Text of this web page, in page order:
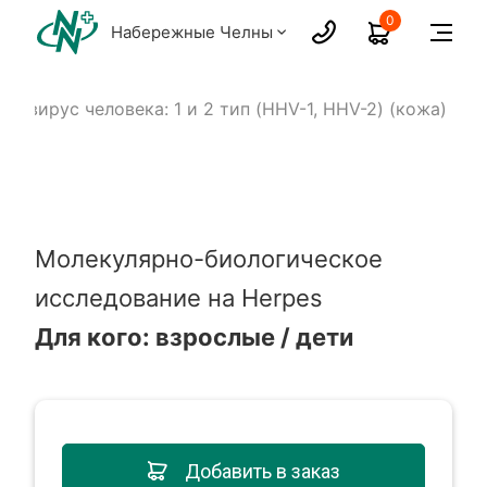
Набережные Челны
0
вирус человека: 1 и 2 тип (HHV-1, HHV-2) (кожа)
Молекулярно-биологическое
исследование на Herpes
Для кого: взрослые / дети
Добавить в заказ